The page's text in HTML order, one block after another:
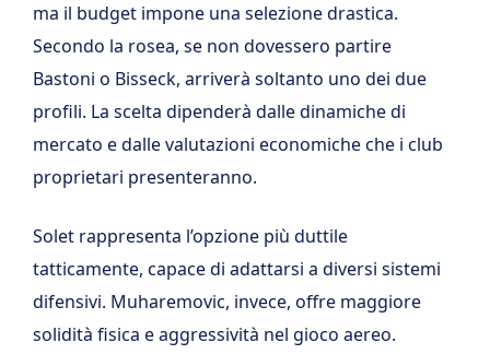
ma il budget impone una selezione drastica.
Secondo la rosea, se non dovessero partire
Bastoni o Bisseck, arriverà soltanto uno dei due
profili. La scelta dipenderà dalle dinamiche di
mercato e dalle valutazioni economiche che i club
proprietari presenteranno.
Solet rappresenta l’opzione più duttile
tatticamente, capace di adattarsi a diversi sistemi
difensivi. Muharemovic, invece, offre maggiore
solidità fisica e aggressività nel gioco aereo.